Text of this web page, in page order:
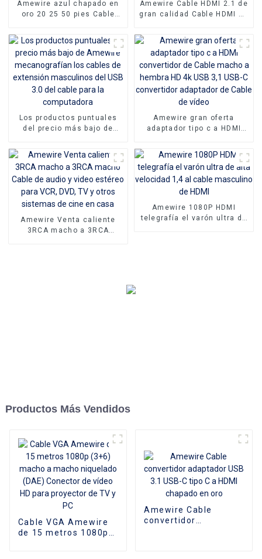
Amewire azul chapado en
oro 20 25 50 pies Cable
velocidad 4k 60hz para PS4
TV
Amewire Cable HDMI 2.1 de
gran calidad Cable HDMI 8K
alta definición confiable de
PVC
Los productos puntuales
del precio más bajo de
los cables de extensión
masculinos del USB 3.0 del
cable para la computadora
Amewire gran oferta
adaptador tipo c a HDMI
macho a hembra HD 4k USB
3,1 USB-C convertidor
adaptador de Cable de
vídeo
Amewire Venta caliente
3RCA macho a 3RCA
Amewire 1080P HDMI
telegrafía el varón ultra de
Productos Más Vendidos
Cable VGA Amewire
de 15 metros 1080p
Amewire Cable
convertidor